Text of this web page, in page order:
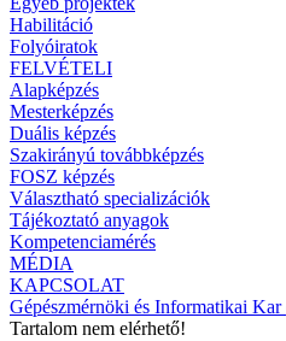
Habilitáció
Folyóiratok
FELVÉTELI
Alapképzés
Mesterképzés
Duális képzés
Szakirányú továbbképzés
FOSZ képzés
Választható specializációk
Tájékoztató anyagok
Kompetenciamérés
MÉDIA
KAPCSOLAT
Gépészmérnöki és Informatikai
Tartalom nem elérhető!